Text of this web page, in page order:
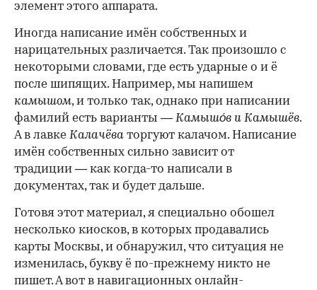
элемент этого аппарата.
Иногда написание имён собственных и
нарицательных различается. Так произошло с
некоторыми словами, где есть ударные о и ё
после шипящих. Например, мы напишем
камышом, и только так, однако при написании
фамилий есть варианты — Камышо́в и Камышёв.
А в лавке Калачёва торгуют калачом. Написание
имён собственных сильно зависит от
традиции — как когда-то написали в
документах, так и будет дальше.
Готовя этот материал, я специально обошел
несколько киосков, в которых продавались
карты Москвы, и обнаружил, что ситуация не
изменилась, букву ё по-прежнему никто не
пишет. А вот в навигационных онлайн-